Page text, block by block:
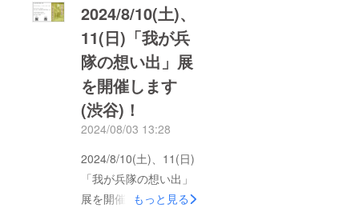
2024/8/10(土)、
11(日)「我が兵
隊の想い出」展
を開催します
(渋谷)！
2024/08/03 13:28
2024/8/10(土)、11(日)
「我が兵隊の想い出」
展を開催します(渋
もっと見る